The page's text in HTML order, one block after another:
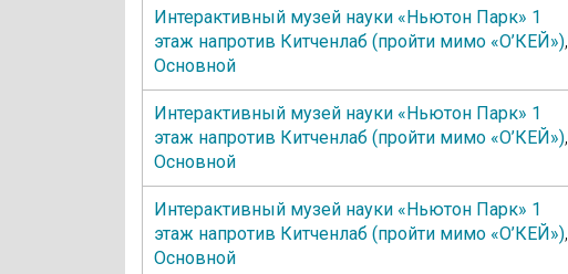
Интерактивный музей науки «Ньютон Парк» 1
этаж напротив Китченлаб (пройти мимо «О’КЕЙ»),
Основной
Интерактивный музей науки «Ньютон Парк» 1
этаж напротив Китченлаб (пройти мимо «О’КЕЙ»),
Основной
Интерактивный музей науки «Ньютон Парк» 1
этаж напротив Китченлаб (пройти мимо «О’КЕЙ»),
Основной